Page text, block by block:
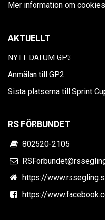
Mer information om cookies
AKTUELLT
NYTT DATUM GP3
Anmälan till GP2
Sista platserna till Sprint
RS FÖRBUNDET
802520-2105
https://
https://